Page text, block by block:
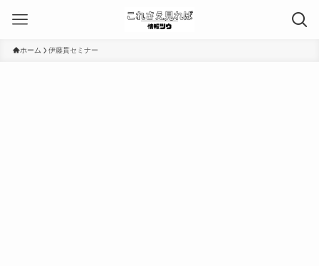
ホーム 伊藤貫セミナー